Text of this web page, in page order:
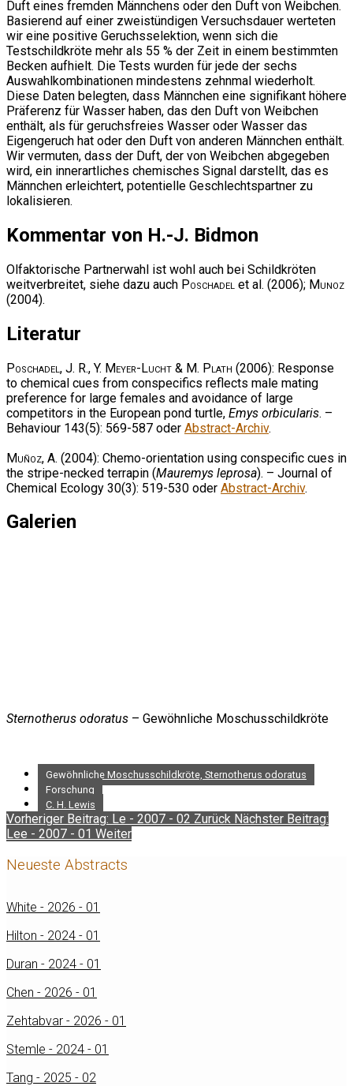
Duft eines fremden Männchens oder den Duft von Weibchen.
Basierend auf einer zweistündigen Versuchsdauer werteten
wir eine positive Geruchsselektion, wenn sich die
Testschildkröte mehr als 55 % der Zeit in einem bestimmten
Becken aufhielt. Die Tests wurden für jede der sechs
Auswahlkombinationen mindestens zehnmal wiederholt.
Diese Daten belegten, dass Männchen eine signifikant höhere
Präferenz für Wasser haben, das den Duft von Weibchen
enthält, als für geruchsfreies Wasser oder Wasser das
Eigengeruch hat oder den Duft von anderen Männchen enthält.
Wir vermuten, dass der Duft, der von Weibchen abgegeben
wird, ein innerartliches chemisches Signal darstellt, das es
Männchen erleichtert, potentielle Geschlechtspartner zu
lokalisieren.
Kommentar von H.-J. Bidmon
Olfaktorische Partnerwahl ist wohl auch bei Schildkröten
weitverbreitet, siehe dazu auch Poschadel et al. (2006); Munoz
(2004).
Literatur
Poschadel, J. R., Y. Meyer-Lucht & M. Plath (2006): Response
to chemical cues from conspecifics reflects male mating
preference for large females and avoidance of large
competitors in the European pond turtle, Emys orbicularis. –
Behaviour 143(5): 569-587 oder Abstract-Archiv.
Muñoz, A. (2004): Chemo-orientation using conspecific cues in
the stripe-necked terrapin (Mauremys leprosa). – Journal of
Chemical Ecology 30(3): 519-530 oder Abstract-Archiv.
Galerien
Sternotherus odoratus – Gewöhnliche Moschusschildkröte
Gewöhnliche Moschusschildkröte, Sternotherus odoratus
Forschung
C. H. Lewis
Vorheriger Beitrag: Le - 2007 - 02 Zurück Nächster Beitrag:
Lee - 2007 - 01 Weiter
Neueste Abstracts
White - 2026 - 01
Hilton - 2024 - 01
Duran - 2024 - 01
Chen - 2026 - 01
Zehtabvar - 2026 - 01
Stemle - 2024 - 01
Tang - 2025 - 02